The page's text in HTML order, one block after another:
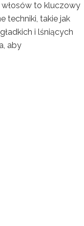
włosów to kluczowy
techniki, takie jak
i lśniących
aby